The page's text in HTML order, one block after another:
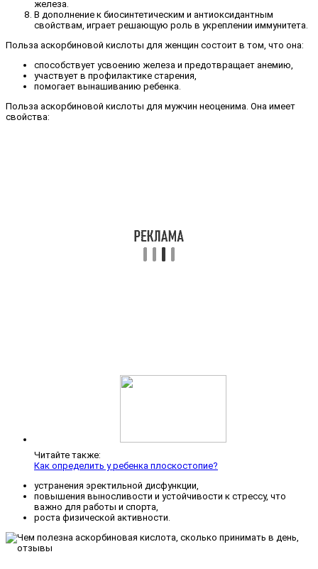
железа.
В дополнение к биосинтетическим и антиоксидантным
свойствам, играет решающую роль в укреплении иммунитета.
Польза аскорбиновой кислоты для женщин состоит в том, что она:
способствует усвоению железа и предотвращает анемию,
участвует в профилактике старения,
помогает вынашиванию ребенка.
Польза аскорбиновой кислоты для мужчин неоценима. Она имеет
свойства:
Читайте также:
Как определить у ребенка плоскостопие?
устранения эректильной дисфункции,
повышения выносливости и устойчивости к стрессу, что
важно для работы и спорта,
роста физической активности.